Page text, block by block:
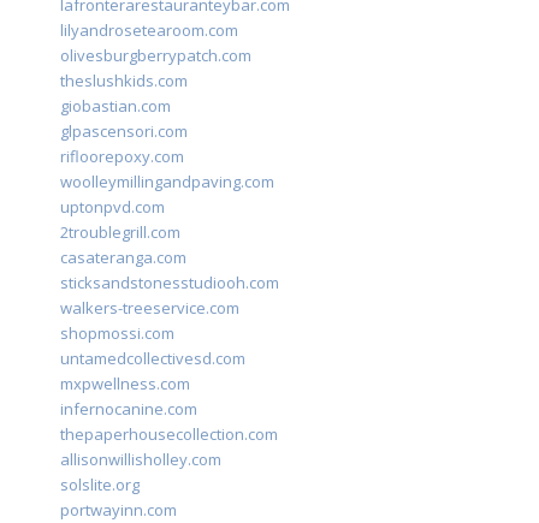
lafronterarestauranteybar.com
lilyandrosetearoom.com
olivesburgberrypatch.com
theslushkids.com
giobastian.com
glpascensori.com
rifloorepoxy.com
woolleymillingandpaving.com
uptonpvd.com
2troublegrill.com
casateranga.com
sticksandstonesstudiooh.com
walkers-treeservice.com
shopmossi.com
untamedcollectivesd.com
mxpwellness.com
infernocanine.com
thepaperhousecollection.com
allisonwillisholley.com
solslite.org
portwayinn.com